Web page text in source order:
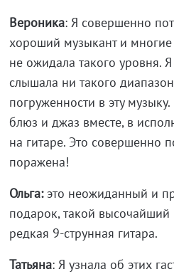
Вероника: Я совершенно
хороший музыкант и
не ожидала такого уровня.
слышала ни такого
погруженности в эту
блюз и джаз вместе, в
на гитаре. Это совершенно
поражена!
Ольга:это неожиданный и
подарок, такой
редкая 9-струнная гитара.
Татьяна: Я узнала об этих